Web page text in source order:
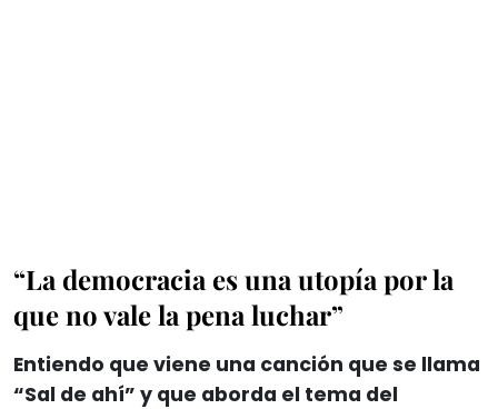
“La democracia es una utopía por la
que no vale la pena luchar”
Entiendo que viene una canción que se llama
“Sal de ahí” y que aborda el tema del